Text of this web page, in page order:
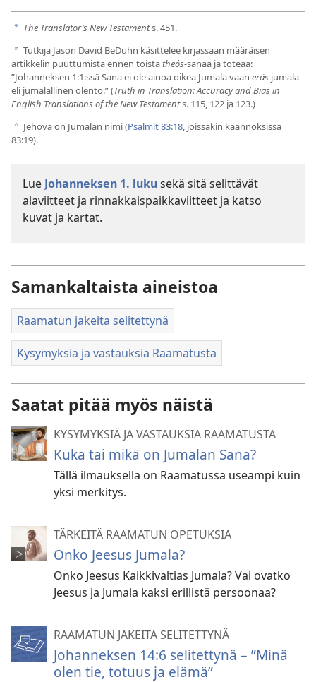
a The Translator’s New Testaments. 451.
b Tutkija Jason David BeDuhn käsittelee kirjassaan määräisen
artikkelin puuttumista ennen toistatheós-sanaa ja toteaa:
”Johanneksen 1:1:ssä Sana ei ole ainoa oikea Jumala vaan eräs jumala
eli jumalallinen olento.” (Truth in Translation: Accuracy and Bias in
English Translations of the New Testaments. 115, 122 ja 123.)
c Jehova on Jumalan nimi (Psalmit 83:18, joissakin käännöksissä
83:19).
Lue Johanneksen 1. lukusekä sitä selittävät
alaviitteet ja rinnakkaispaikkaviitteet ja katso
kuvat ja kartat.
Samankaltaista aineistoa
Raamatun jakeita selitettynä
Kysymyksiä ja vastauksia Raamatusta
Saatat pitää myös näistä
KYSYMYKSIÄ JA VASTAUKSIA RAAMATUSTA
Kuka tai mikä on Jumalan Sana?
Tällä ilmauksella on Raamatussa useampi kuin
yksi merkitys.
TÄRKEITÄ RAAMATUN OPETUKSIA
Onko Jeesus Jumala?
Onko Jeesus Kaikkivaltias Jumala? Vai ovatko
Jeesus ja Jumala kaksi erillistä persoonaa?
RAAMATUN JAKEITA SELITETTYNÄ
Johanneksen 14:6 selitettynä – ”Minä
olen tie, totuus ja elämä”